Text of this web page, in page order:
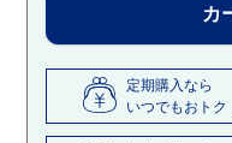
カ
定期購入なら
いつでもおトク